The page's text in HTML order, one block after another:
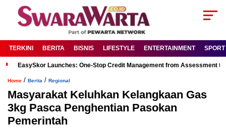
TERKINI BERITA BISNIS LIFESTYLE ENTERTAINMENT SPORT
EasySkor Launches: One-Stop Credit Management from Assessment
Home / Berita / Regional
Masyarakat Keluhkan Kelangkaan Gas
3kg Pasca Penghentian Pasokan
Pemerintah